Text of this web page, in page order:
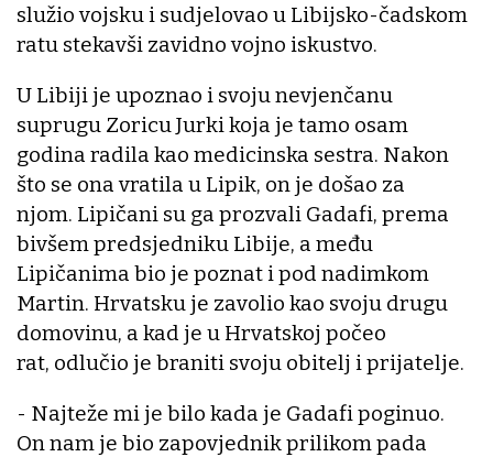
služio vojsku i sudjelovao u Libijsko-čadskom
ratu stekavši zavidno vojno iskustvo.
U Libiji je upoznao i svoju nevjenčanu
suprugu Zoricu Jurki koja je tamo osam
godina radila kao medicinska sestra. Nakon
što se ona vratila u Lipik, on je došao za
njom. Lipičani su ga prozvali Gadafi, prema
bivšem predsjedniku Libije, a među
Lipičanima bio je poznat i pod nadimkom
Martin. Hrvatsku je zavolio kao svoju drugu
domovinu, a kad je u Hrvatskoj počeo
rat, odlučio je braniti svoju obitelj i prijatelje.
- Najteže mi je bilo kada je Gadafi poginuo.
On nam je bio zapovjednik prilikom pada